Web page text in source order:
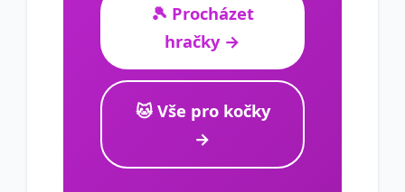
🎾 Procházet
hračky →
🐱 Vše pro kočky
→